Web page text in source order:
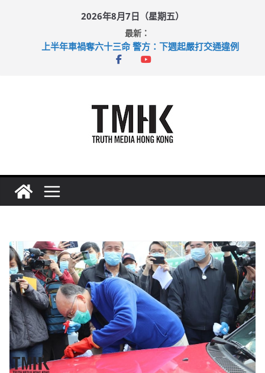
2026年8月7日（星期五）
最新：
上半年車禍奪六十三命 警方：下週起嚴打交通違例
性罪行修例獲九成支持 鄧炳強：爭取今屆任期內完成立法